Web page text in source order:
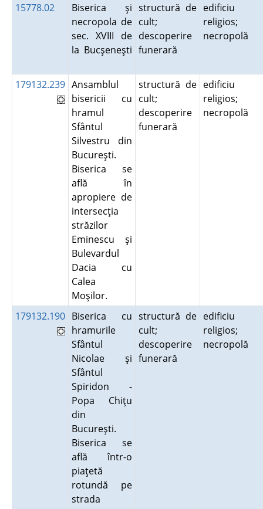
15778.02
Biserica şi
necropola de
sec. XVIII de
la Bucşeneşti
structură de
cult;
descoperire
funerară
edificiu
religios;
necropolă
179132.239 Ansamblul
bisericii cu
hramul
Sfântul
Silvestru din
Bucureşti.
Biserica se
află în
apropiere de
intersecţia
străzilor
Eminescu şi
Bulevardul
Dacia cu
Calea
Moşilor.
structură de
cult;
descoperire
funerară
edificiu
religios;
necropolă
179132.190 Biserica cu
hramurile
Sfântul
Nicolae şi
Sfântul
Spiridon -
Popa Chiţu
din
Bucureşti.
Biserica se
află într-o
piaţetă
rotundă pe
strada
structură de
cult;
descoperire
funerară
edificiu
religios;
necropolă